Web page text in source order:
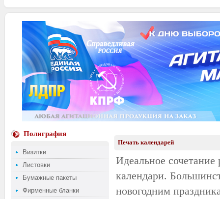
Полиграфия
Визитки
Листовки
Бумажные пакеты
Фирменные бланки
Печать календарей
Идеальное
календари.
новогодним